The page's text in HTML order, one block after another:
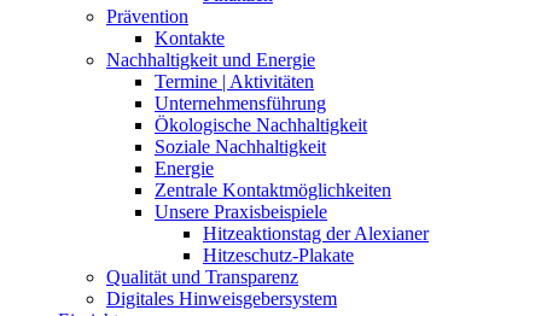
Prävention
Kontakte
Nachhaltigkeit und Energie
Termine | Aktivitäten
Unternehmensführung
Ökologische Nachhaltigkeit
Soziale Nachhaltigkeit
Energie
Zentrale Kontaktmöglichkeiten
Unsere Praxisbeispiele
Hitzeaktionstag der Alexianer
Hitzeschutz-Plakate
Qualität und Transparenz
Digitales Hinweisgebersystem